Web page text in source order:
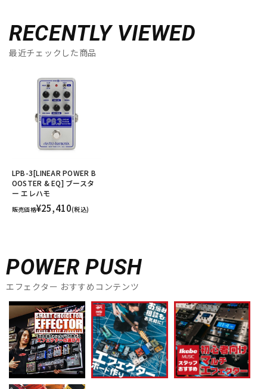
RECENTLY VIEWED
最近チェックした商品
LPB-3[LINEAR POWER B
OOSTER & EQ] ブースタ
ー エレハモ
販売価格¥25,410(税込)
POWER PUSH
エフェクター おすすめコンテンツ